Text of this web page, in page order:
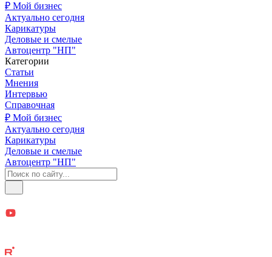
₽ Мой бизнес
Актуально сегодня
Карикатуры
Деловые и смелые
Автоцентр "НП"
Категории
Статьи
Мнения
Интервью
Справочная
₽ Мой бизнес
Актуально сегодня
Карикатуры
Деловые и смелые
Автоцентр "НП"